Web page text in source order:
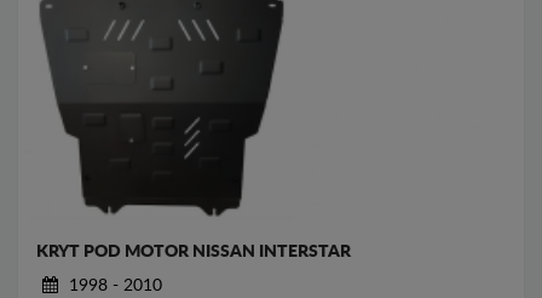
KRYT POD MOTOR NISSAN INTERSTAR
1998 - 2010